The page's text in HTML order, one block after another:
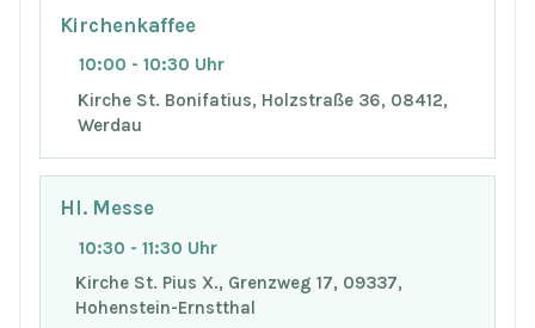
Kirchenkaffee
10:00 - 10:30 Uhr
Kirche St. Bonifatius, Holzstraße 36, 08412,
Werdau
Hl. Messe
10:30 - 11:30 Uhr
Kirche St. Pius X., Grenzweg 17, 09337,
Hohenstein-Ernstthal